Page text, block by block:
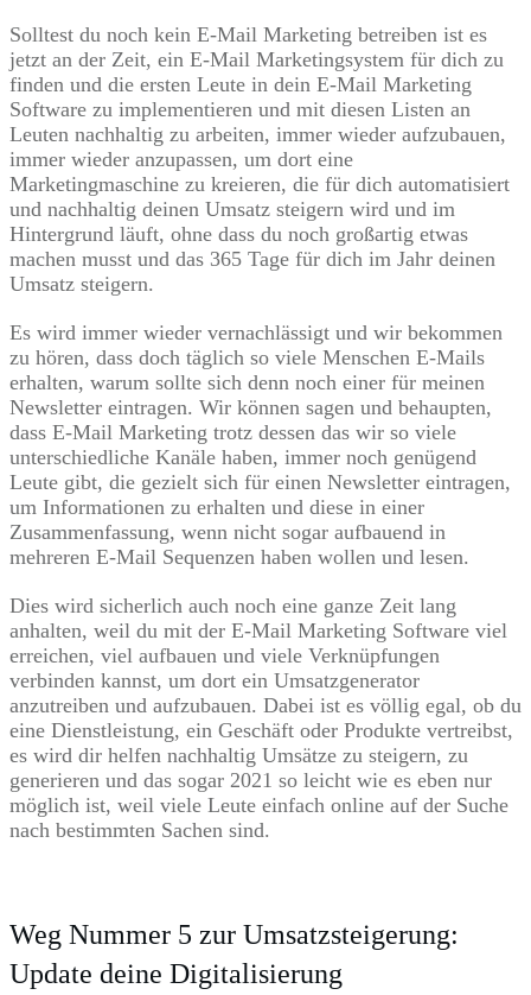
Solltest du noch kein E-Mail Marketing betreiben ist es
jetzt an der Zeit, ein E-Mail Marketingsystem für dich zu
finden und die ersten Leute in dein E-Mail Marketing
Software zu implementieren und mit diesen Listen an
Leuten nachhaltig zu arbeiten, immer wieder aufzubauen,
immer wieder anzupassen, um dort eine
Marketingmaschine zu kreieren, die für dich automatisiert
und nachhaltig deinen Umsatz steigern wird und im
Hintergrund läuft, ohne dass du noch großartig etwas
machen musst und das 365 Tage für dich im Jahr deinen
Umsatz steigern.
Es wird immer wieder vernachlässigt und wir bekommen
zu hören, dass doch täglich so viele Menschen E-Mails
erhalten, warum sollte sich denn noch einer für meinen
Newsletter eintragen. Wir können sagen und behaupten,
dass E-Mail Marketing trotz dessen das wir so viele
unterschiedliche Kanäle haben, immer noch genügend
Leute gibt, die gezielt sich für einen Newsletter eintragen,
um Informationen zu erhalten und diese in einer
Zusammenfassung, wenn nicht sogar aufbauend in
mehreren E-Mail Sequenzen haben wollen und lesen.
Dies wird sicherlich auch noch eine ganze Zeit lang
anhalten, weil du mit der E-Mail Marketing Software viel
erreichen, viel aufbauen und viele Verknüpfungen
verbinden kannst, um dort ein Umsatzgenerator
anzutreiben und aufzubauen. Dabei ist es völlig egal, ob du
eine Dienstleistung, ein Geschäft oder Produkte vertreibst,
es wird dir helfen nachhaltig Umsätze zu steigern, zu
generieren und das sogar 2021 so leicht wie es eben nur
möglich ist, weil viele Leute einfach online auf der Suche
nach bestimmten Sachen sind.
Weg Nummer 5 zur Umsatzsteigerung:
Update deine Digitalisierung